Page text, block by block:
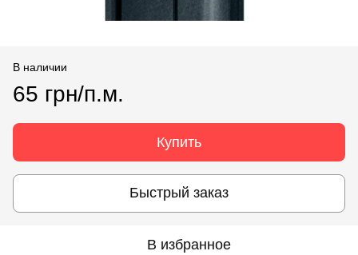
В наличии
65 грн/п.м.
Купить
Быстрый заказ
В избранное